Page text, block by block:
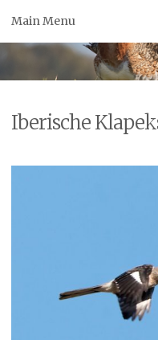
Main Menu
Iberische